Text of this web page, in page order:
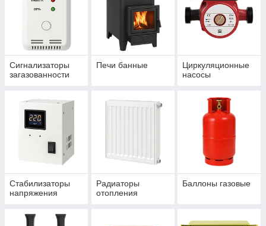
Сигнализаторы
загазованности
Печи банные
Циркуляционные
насосы
Стабилизаторы
напряжения
Радиаторы
отопления
Баллоны газовые